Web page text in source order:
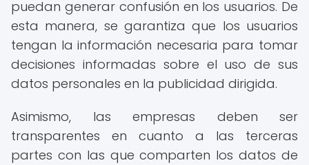
puedan generar confusión en los usuarios. De
esta manera, se garantiza que los usuarios
tengan la información necesaria para tomar
decisiones informadas sobre el uso de sus
datos personales en la publicidad dirigida.
Asimismo, las empresas deben ser
transparentes en cuanto a las terceras
partes con las que comparten los datos de